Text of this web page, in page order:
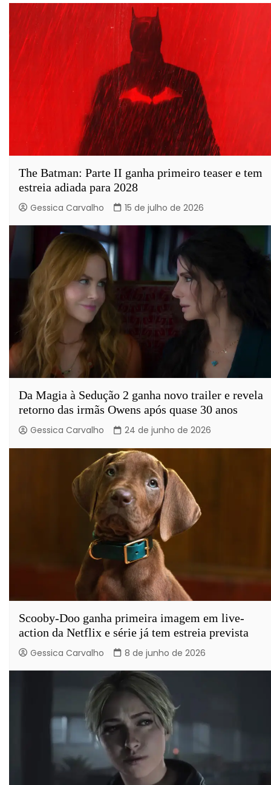
The Batman: Parte II ganha primeiro teaser e tem
estreia adiada para 2028
Gessica Carvalho 15 de julho de 2026
Da Magia à Sedução 2 ganha novo trailer e revela
retorno das irmãs Owens após quase 30 anos
Gessica Carvalho 24 de junho de 2026
Scooby-Doo ganha primeira imagem em live-
action da Netflix e série já tem estreia prevista
Gessica Carvalho 8 de junho de 2026